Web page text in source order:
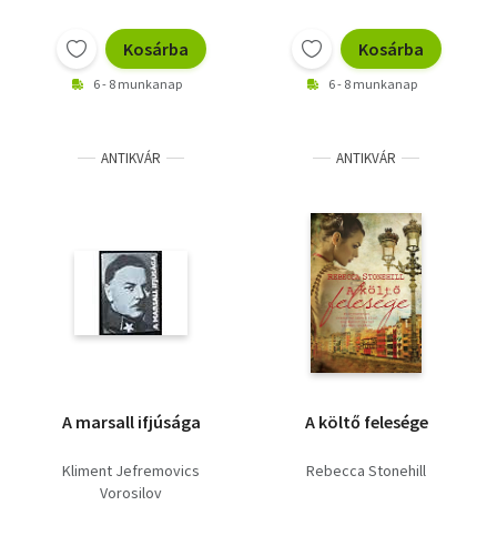
Egyéb
Kosárba
6 - 8 munkanap
Kosárba
6 - 8 munkanap
ANTIKVÁR
A marsall ifjúsága
Kliment Jefremovics
Vorosilov
ANTIKVÁR
A költő felesége
Rebecca Stonehill